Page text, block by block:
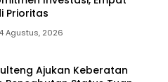
Prioritas
4 Agustus, 2026
Ajukan Keberatan